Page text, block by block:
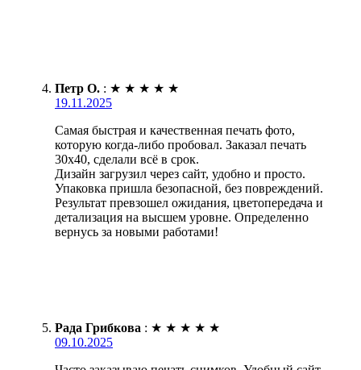
Петр О. : ★ ★ ★ ★ ★
19.11.2025
Самая быстрая и качественная печать фото,
которую когда-либо пробовал. Заказал печать
30х40, сделали всё в срок.
Дизайн загрузил через сайт, удобно и просто.
Упаковка пришла безопасной, без повреждений.
Результат превзошел ожидания, цветопередача и
детализация на высшем уровне. Определенно
вернусь за новыми работами!
Рада Грибкова : ★ ★ ★ ★ ★
09.10.2025